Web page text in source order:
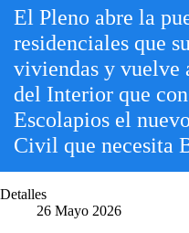
El Pleno abre la
residenciales que
viviendas y
del Interior que
Escolapios el
Civil que necesita
Detalles
26 Mayo 2026